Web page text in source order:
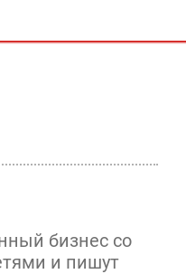
бизнес со
и пишут